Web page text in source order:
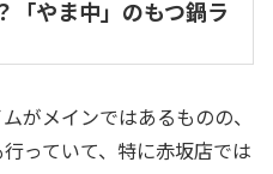
「やま中」のもつ鍋ラ
がメインではあるものの、
っていて、特に赤坂店では